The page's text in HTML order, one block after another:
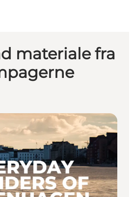
materiale fra